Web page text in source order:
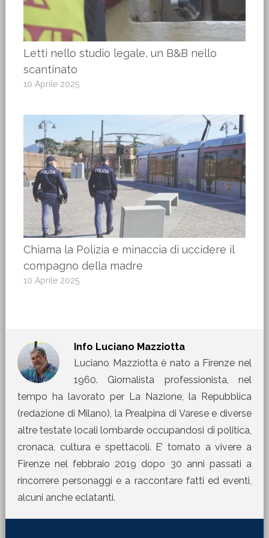
Letti nello studio legale, un B&B nello
scantinato
10 Aprile 2025
Chiama la Polizia e minaccia di uccidere il
compagno della madre
10 Aprile 2025
Info Luciano Mazziotta
Luciano Mazziotta è nato a Firenze nel
1960. Giornalista professionista, nel
tempo ha lavorato per La Nazione, la Repubblica
(redazione di Milano), la Prealpina di Varese e diverse
altre testate locali lombarde occupandosi di politica,
cronaca, cultura e spettacoli. E’ tornato a vivere a
Firenze nel febbraio 2019 dopo 30 anni passati a
rincorrere personaggi e a raccontare fatti ed eventi,
alcuni anche eclatanti.